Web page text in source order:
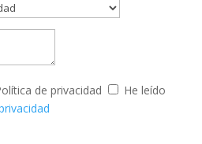
de privacidad
He leído